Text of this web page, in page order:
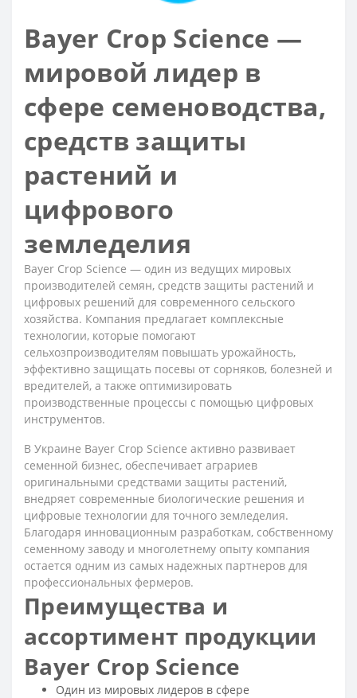
Bayer Crop Science —
мировой лидер в
сфере семеноводства,
средств защиты
растений и
цифрового
земледелия
Bayer Crop Science — один из ведущих мировых
производителей семян, средств защиты растений и
цифровых решений для современного сельского
хозяйства. Компания предлагает комплексные
технологии, которые помогают
сельхозпроизводителям повышать урожайность,
эффективно защищать посевы от сорняков, болезней и
вредителей, а также оптимизировать
производственные процессы с помощью цифровых
инструментов.
В Украине Bayer Crop Science активно развивает
семенной бизнес, обеспечивает аграриев
оригинальными средствами защиты растений,
внедряет современные биологические решения и
цифровые технологии для точного земледелия.
Благодаря инновационным разработкам, собственному
семенному заводу и многолетнему опыту компания
остается одним из самых надежных партнеров для
профессиональных фермеров.
Преимущества и
ассортимент продукции
Bayer Crop Science
Один из мировых лидеров в сфере